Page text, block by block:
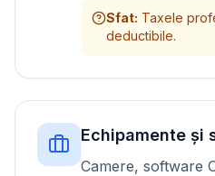
Sfat: Taxele
deductibile.
Echipamente și
Camere, software